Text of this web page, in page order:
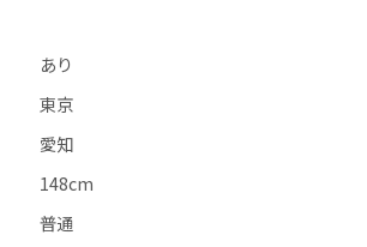
あり
東京
愛知
148cm
普通